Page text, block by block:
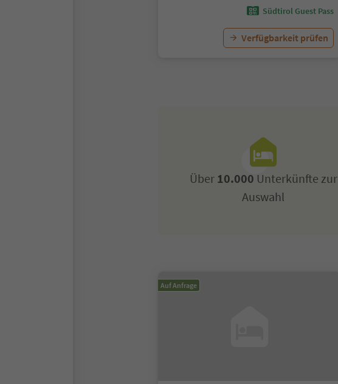
Südtirol Guest Pass
Verfügbarkeit prüfen
Über10.000 Unterkünfte zur
Auswahl
Auf Anfrage